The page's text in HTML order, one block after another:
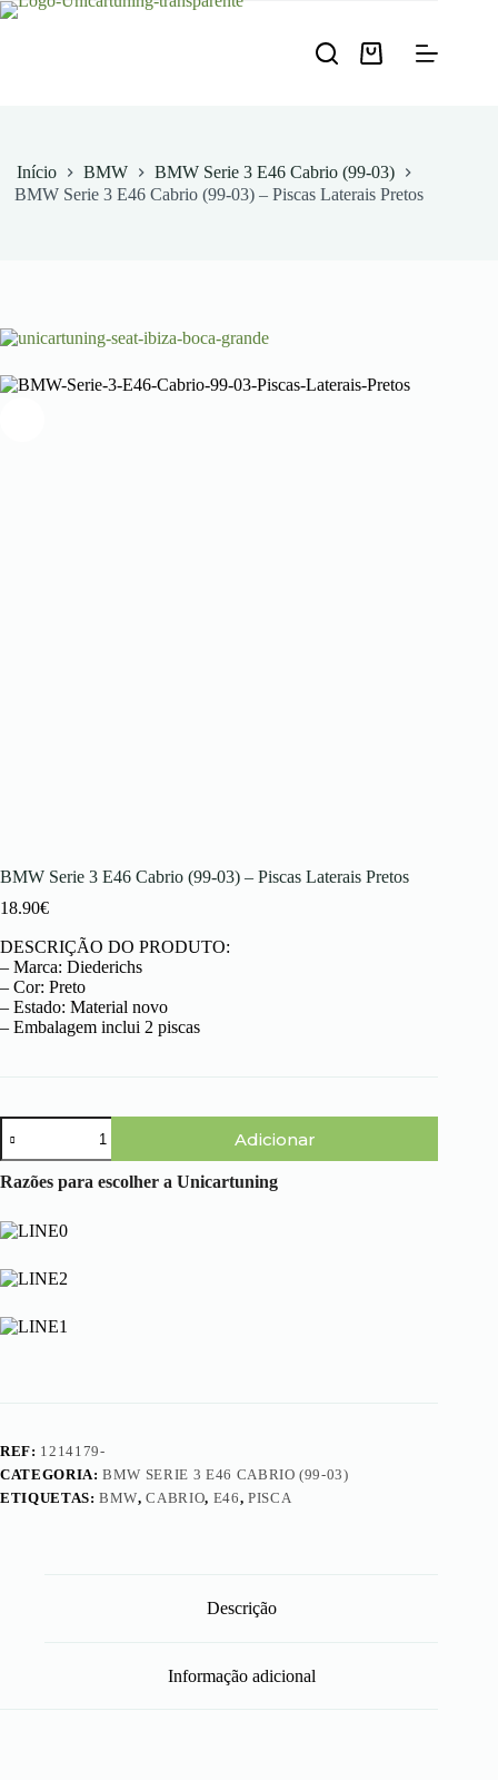
Pular
Carrinho
Início BMW
BMW Serie 3 E46 Cabrio (99-03)
BMW Serie 3 E46 Cabrio (99-03) – Piscas Laterais Pretos
BMW Serie 3 E46 Cabrio (99-03) – Piscas Laterais Pretos
18.90€
DESCRIÇÃO DO PRODUTO:
– Marca: Diederichs
– Cor: Preto
– Estado: Material novo
– Embalagem inclui 2 piscas
Quantidade
de
BMW
Serie
E46
Cabrio
03)
Piscas
Laterais
Adicionar
Razões para escolher a Unicartuning
REF: 1214179-
CATEGORIA:BMW SERIE 3 E46 CABRIO (99-03)
ETIQUETAS:BMW,CABRIO, E46, PISCA
Descrição
Informação adicional